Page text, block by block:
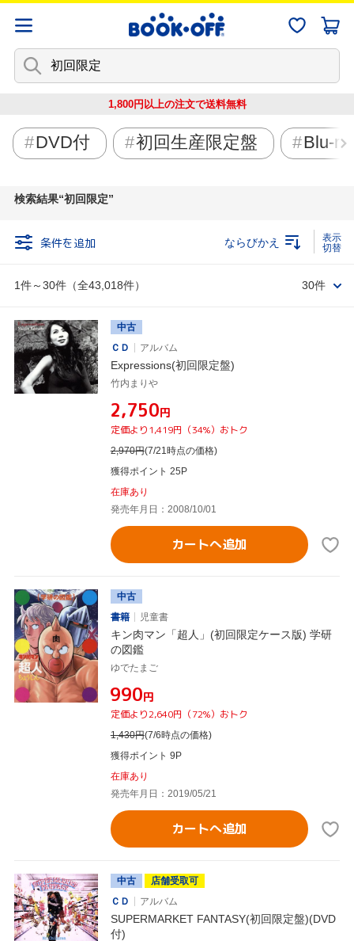
1,800円以上の注文で送料無料
DVD付 初回生産限定盤 Blu-
検索結果 初回限定
条件を追加
1件～30件（全43,018件）
ならびかえ
30件
中古
ＣＤ
アルバム
Expressions(初回限定盤)
竹内まりや
¥2,750円
定価より1,419円（34%）おトク
2,970円(7/21時点の価格)
獲得ポイント 25P
在庫あり
発売年月日：2008/10/01
カートへ追加
中古
書籍
児童書
キン肉マン「超人」(初回限定ケース版) 学研
の図鑑
ゆでたまご
¥990円
定価より2,640円（72%）おトク
1,430円(7/6時点の価格)
獲得ポイント 9P
在庫あり
発売年月日：2019/05/21
カートへ追加
中古
店舗受取可
ＣＤ
アルバム
SUPERMARKET FANTASY(初回限定盤)(DVD
付)